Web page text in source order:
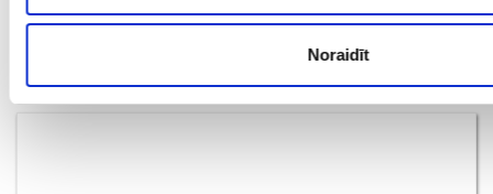
Noraidīt
PIEVIENOT GROZAM